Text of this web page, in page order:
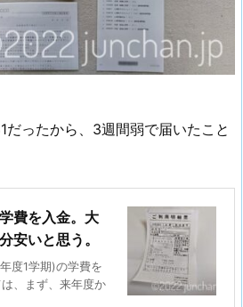
だったから、3週間弱で届いたこと
費を入金。大
安いと思う。
度1学期)の学費を
、まず、来年度か